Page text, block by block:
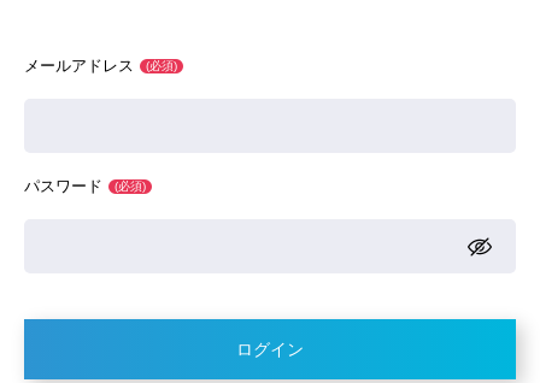
メールアドレス (必須)
パスワード (必須)
ログイン